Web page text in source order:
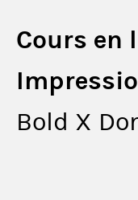
Cours en
Bold X